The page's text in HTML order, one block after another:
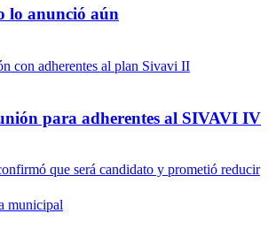
lo anunció aún
para adherentes al SIVAVI IV